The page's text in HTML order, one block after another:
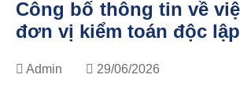
Công bố thông tin về
đơn vị kiểm toán độc lập
Admin 29/06/2026